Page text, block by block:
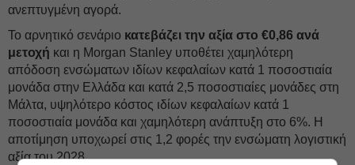
ανεπτυγμένη αγορά.
Το αρνητικό σενάριο κατεβάζει την αξία στο €0,86 ανά
μετοχή και η Morgan Stanley υποθέτει χαμηλότερη
απόδοση ενσώματων ιδίων κεφαλαίων κατά 1 ποσοστιαία
μονάδα στην Ελλάδα και κατά 2,5 ποσοστιαίες μονάδες στη
Μάλτα, υψηλότερο κόστος ιδίων κεφαλαίων κατά 1
ποσοστιαία μονάδα και χαμηλότερη ανάπτυξη στο 6%. Η
αποτίμηση υποχωρεί στις 1,2 φορές την ενσώματη λογιστική
αξία του 2028.